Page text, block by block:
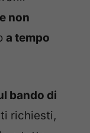
non
a tempo
bando di
richiesti,